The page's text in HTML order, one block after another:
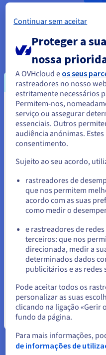
Ativar o bloqueio ao
Quando o titular de um
melhor nome para o site da
pretenda protegê-lo. De
sua. Quando o seu agente
transferências não
• a transferência não
Registrar;
• a modificação dos
• a modificação dos
das zonas DNS associadas;
• a eliminação ou a
Optar pela
Poderenovar o seu domínio
renovação automática do
para evitar a sua expiração
expira, torna-se disponível
pode conduzir à sua perda
maliciosas ou concorrentes.
Parece que está
Estados Unidos.
Para encomendar a partir de
Aceder ao website do
us.ovhcloud.com/
Ficar no website atual
Selecionar outro
Continuar sem aceitar
Proteger a
nossa
A OVHcloud e os seus
rastreadores no nosso
estritamente necessários
Permitem-nos,
serviço ou assegurar
essenciais. Outros
audiência anónimas.
consentimento.
Sujeito ao seu acordo,
rastreadores de
que nos permitem
acordo com as suas
como medir o
e rastreadores de
terceiros: que nos
direcionada, medir a
determinados dados
publicitários e as redes
Pode aceitar todos os
personalizar as suas
clicando na ligação «Gerir
fundo da página.
Para mais informações,
de informações de